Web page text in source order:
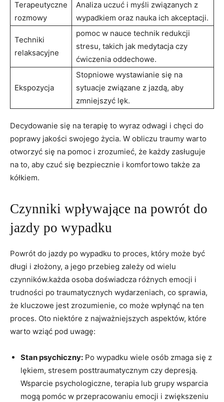
Terapeutyczne
⁣rozmowy
Analiza uczuć i myśli związanych z
wypadkiem oraz nauka ich akceptacji.
Techniki
relaksacyjne
pomoc w nauce technik redukcji
stresu, takich‍ jak medytacja czy
⁤ćwiczenia oddechowe.
Ekspozycja
Stopniowe wystawianie ‍się na
sytuacje związane z jazdą, aby
zmniejszyć‍ lęk.
Decydowanie się na terapię to⁤ wyraz odwagi i chęci do
poprawy jakości swojego życia. W obliczu traumy warto
otworzyć się ​na pomoc i zrozumieć, że każdy​ zasługuje⁢
na to, aby czuć się bezpiecznie i‍ komfortowo także‌ za
kółkiem.
Czynniki wpływające na powrót do
⁣jazdy po wypadku
Powrót ​do jazdy po wypadku to proces, który może być
długi i złożony, a jego ‌przebieg ‌zależy od wielu
czynników.każda​ osoba doświadcza⁣ różnych emocji i
trudności po traumatycznych wydarzeniach, co sprawia,
że ‍kluczowe jest zrozumienie,⁣ co może wpłynąć na ten
proces. Oto niektóre z ​najważniejszych aspektów, które
warto wziąć pod ⁤uwagę:
Stan psychiczny: Po wypadku wiele osób ‌zmaga się z
lękiem, stresem posttraumatycznym czy depresją.
Wsparcie​ psychologiczne, terapia ⁤lub grupy⁢ wsparcia
mogą pomóc w przepracowaniu emocji i​ zwiększeniu